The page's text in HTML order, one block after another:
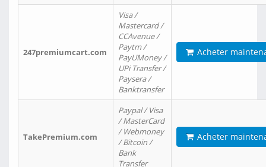
247premiumcart.com
Visa /
Mastercard /
CCAvenue /
Paytm /
PayUMoney /
UPi Transfer /
Paysera /
Banktransfer
Acheter
TakePremium.com
Paypal / Visa
/ MasterCard
/ Webmoney
/ Bitcoin /
Bank
Transfer
Acheter